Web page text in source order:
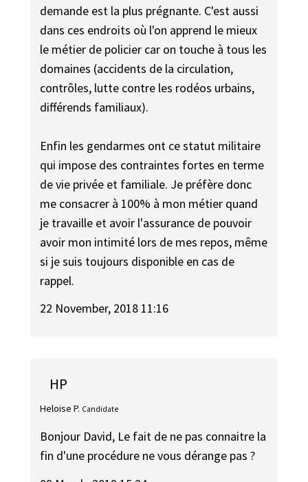
demande est la plus prégnante. C'est aussi
dans ces endroits où l'on apprend le mieux
le métier de policier car on touche à tous les
domaines (accidents de la circulation,
contrôles, lutte contre les rodéos urbains,
différends familiaux).
Enfin les gendarmes ont ce statut militaire
qui impose des contraintes fortes en terme
de vie privée et familiale. Je préfère donc
me consacrer à 100% à mon métier quand
je travaille et avoir l'assurance de pouvoir
avoir mon intimité lors de mes repos, même
si je suis toujours disponible en cas de
rappel.
22 November, 2018 11:16
HP
Heloise P. Candidate
Bonjour David, Le fait de ne pas connaitre la
fin d'une procédure ne vous dérange pas ?